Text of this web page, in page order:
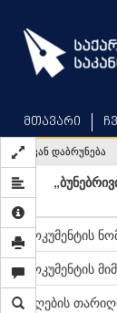
main
content
მთავარი
უკან დაბრუნება
დოკუმენტის
დოკუმენტის
მიღების